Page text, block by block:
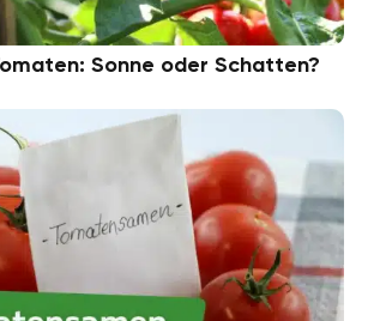
Sonne oder Schatten?